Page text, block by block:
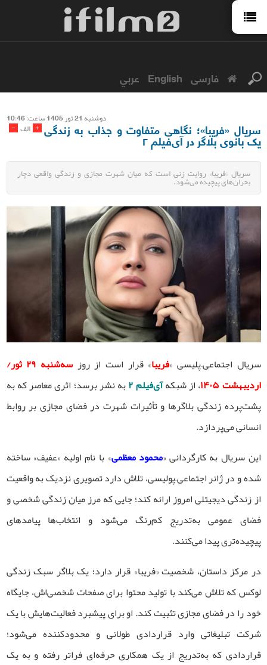
فارسی English عربي
دوشنبه 21 ثور 1405 ساعت: 10:46
- الف + سریال «فریبا»؛ نگاهی متفاوت و جذاب به زندگی
یک بانوی بلاگر در آی‌فیلم ۲
سریال «فریبا» روایت زنی است که میان شهرت مجازی و زندگی واقعی دچار
بحران‌های پیچیده می‌شود.
سریال اجتماعی–پلیسی «فریبا» قرار است از روز
سه‌شنبه ۲۹ ثور/
اردیبهشت ۱۴۰۵
، از شبکهآی‌فیلم ۲ به نشر برسد؛ اثری معاصر که به
پشت‌پرده زندگی بلاگرها و تأثیرات شهرت در فضای مجازی بر روابط
انسانی می‌پردازد.
این سریال به کارگردانی «محمود معظمی» با نام اولیه «عفیف» ساخته
شده و در ژانر اجتماعی–پولیسی، تلاش دارد تصویری نزدیک به واقعیت
از زندگی دیجیتلی امروز ارائه کند؛ جایی که مرز میان زندگی شخصی و
فضای عمومی به‌تدریج کم‌رنگ می‌شود و انتخاب‌ها پیامدهای
پیچیده‌تری پیدا می‌کنند.
در مرکز داستان، شخصیت «فریبا» قرار دارد؛ یک بلاگر سبک زندگی
لوکس که تلاش می‌کند با تولید محتوا برای صفحات شخصی‌اش، جایگاه
خود را در فضای مجازی تثبیت کند. او برای پیشبرد فعالیت‌هایش با یک
شرکت تبلیغاتی وارد قراردادی طولانی و محدودکننده می‌شود؛
قراردادی که به‌تدریج از یک همکاری حرفه‌ای فراتر رفته و به یک